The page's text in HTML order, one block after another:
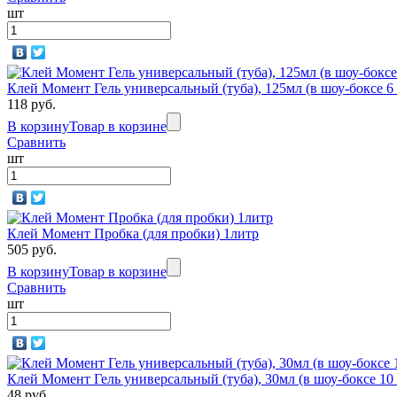
шт
Клей Момент Гель универсальный (туба), 125мл (в шоу-боксе
118 руб.
В корзинуТовар в корзине
Сравнить
шт
Клей Момент Пробка (для пробки) 1литр
505 руб.
В корзинуТовар в корзине
Сравнить
шт
Клей Момент Гель универсальный (туба), 30мл (в шоу-боксе